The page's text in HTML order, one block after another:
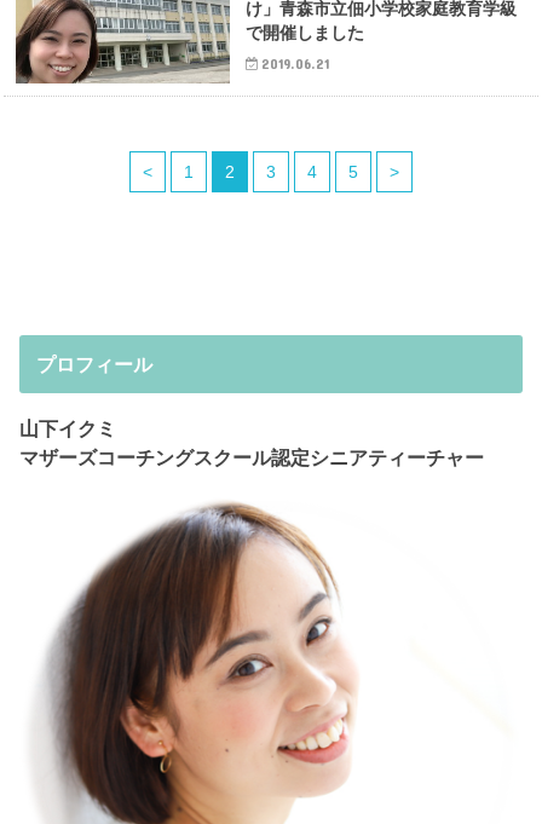
け」青森市立佃小学校家庭教育学級
で開催しました
2019.06.21
< 1 2 3 4 5 >
プロフィール
山下イクミ
マザーズコーチングスクール認定シニアティーチャー